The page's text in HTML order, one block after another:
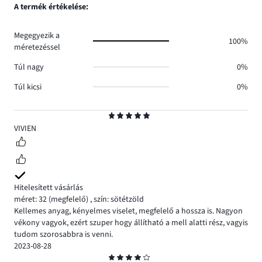
5
VIVIEN
Hitelesített vásárlás
méret: 32 (megfelelő) ,szín: sötétzöld
Kellemes anyag, kényelmes viselet, megfelelő a hossza is. Nagyon
vékony vagyok, ezért szuper hogy állítható a mell alatti rész, vagyis
tudom szorosabbra is venni.
2023-08-28
A termék értékelése:
Megegyezik a
méretezéssel
100%
Túl nagy
0%
Túl kicsi
0%